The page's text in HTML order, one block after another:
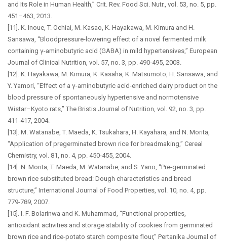
and Its Role in Human Health,” Crit. Rev. Food Sci. Nutr., vol. 53, no. 5, pp.
451–463, 2013.
[11]. K. Inoue, T. Ochiai, M. Kasao, K. Hayakawa, M. Kimura and H.
Sansawa, “Bloodpressure-lowering effect of a novel fermented milk
containing γ-aminobutyric acid (GABA) in mild hypertensives,” European
Journal of Clinical Nutrition, vol. 57, no. 3, pp. 490-495, 2003.
[12]. K. Hayakawa, M. Kimura, K. Kasaha, K. Matsumoto, H. Sansawa, and
Y. Yamori, “Effect of a γ-aminobutyric acid-enriched dairy product on the
blood pressure of spontaneously hypertensive and normotensive
Wistar–Kyoto rats,” The Bristis Journal of Nutrition, vol. 92, no. 3, pp.
411-417, 2004.
[13]. M. Watanabe, T. Maeda, K. Tsukahara, H. Kayahara, and N. Morita,
“Application of pregerminated brown rice for breadmaking,” Cereal
Chemistry, vol. 81, no. 4, pp. 450-455, 2004.
[14]. N. Morita, T. Maeda, M. Watanabe, and S. Yano, “Pre-germinated
brown rice substituted bread: Dough characteristics and bread
structure,” International Journal of Food Properties, vol. 10, no. 4, pp.
779-789, 2007.
[15]. I. F. Bolarinwa and K. Muhammad, “Functional properties,
antioxidant activities and storage stability of cookies from germinated
brown rice and rice-potato starch composite flour,” Pertanika Journal of